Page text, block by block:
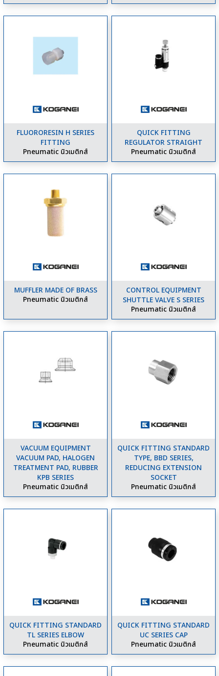
FLUORORESIN H SERIES
FITTING
Pneumatic นิวเมติกส์
QUICK FITTING
REGULATOR STRAIGHT
Pneumatic นิวเมติกส์
MUFFLER MADE OF BRASS
Pneumatic นิวเมติกส์
CONTROL EQUIPMENT
SHUTTLE VALVE S SERIES
Pneumatic นิวเมติกส์
VACUUM EQUIPMENT
VACUUM PAD, HALOGEN
TREATMENT PAD, RUBBER
KPB SERIES
Pneumatic นิวเมติกส์
QUICK FITTING STANDARD
TYPE, BBD SERIES,
REDUCING EXTENSION
SOCKET
Pneumatic นิวเมติกส์
QUICK FITTING STANDARD
TL SERIES ELBOW
Pneumatic นิวเมติกส์
QUICK FITTING STANDARD
UC SERIES CAP
Pneumatic นิวเมติกส์